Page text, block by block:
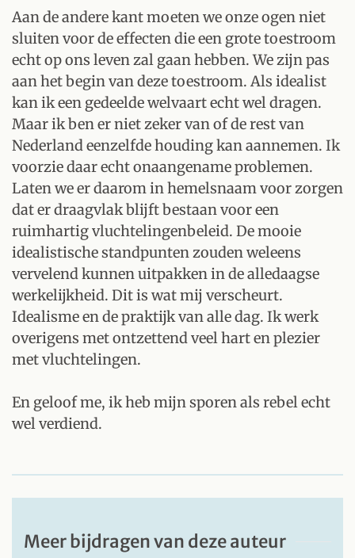
Aan de andere kant moeten we onze ogen niet
sluiten voor de effecten die een grote toestroom
echt op ons leven zal gaan hebben. We zijn pas
aan het begin van deze toestroom. Als idealist
kan ik een gedeelde welvaart echt wel dragen.
Maar ik ben er niet zeker van of de rest van
Nederland eenzelfde houding kan aannemen. Ik
voorzie daar echt onaangename problemen.
Laten we er daarom in hemelsnaam voor zorgen
dat er draagvlak blijft bestaan voor een
ruimhartig vluchtelingenbeleid. De mooie
idealistische standpunten zouden weleens
vervelend kunnen uitpakken in de alledaagse
werkelijkheid. Dit is wat mij verscheurt.
Idealisme en de praktijk van alle dag. Ik werk
overigens met ontzettend veel hart en plezier
met vluchtelingen.
En geloof me, ik heb mijn sporen als rebel echt
wel verdiend.
Meer bijdragen van deze auteur